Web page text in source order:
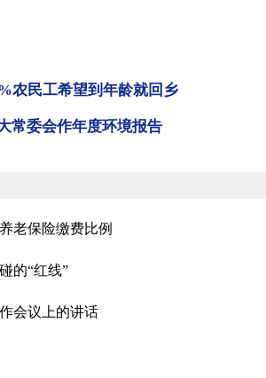
农民工希望到年龄就回乡
常委会作年度环境报告
老保险缴费比例
的“红线”
会议上的讲话